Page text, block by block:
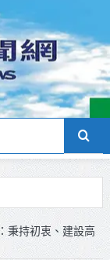
蔡順元
日補助
秉持初衷、建設高